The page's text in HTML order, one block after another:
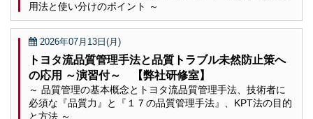
用法と使い分けのポイント ～
2026年07月13日(月)
トヨタ流品質管理手法と品質トラブル未然防止策へ
の応用 ～演習付～ 【弊社研修室】
～ 品質管理の基本概念とトヨタ流品質管理手法、技術者に
必須な『品質力』と『１７の品質管理手法』、KPT法の目的
と方法 ～